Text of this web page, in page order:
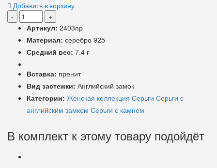
Добавить в корзину
-
+
Артикул: 2403пр
Материал: серебро 925
Средний вес: 7.4 г
Вставка: пренит
Вид застежки: Английский замок
Категории: Женская коллекция Серьги Серьги с
английским замком Серьги с камнем
В комплект к этому товару подойдёт